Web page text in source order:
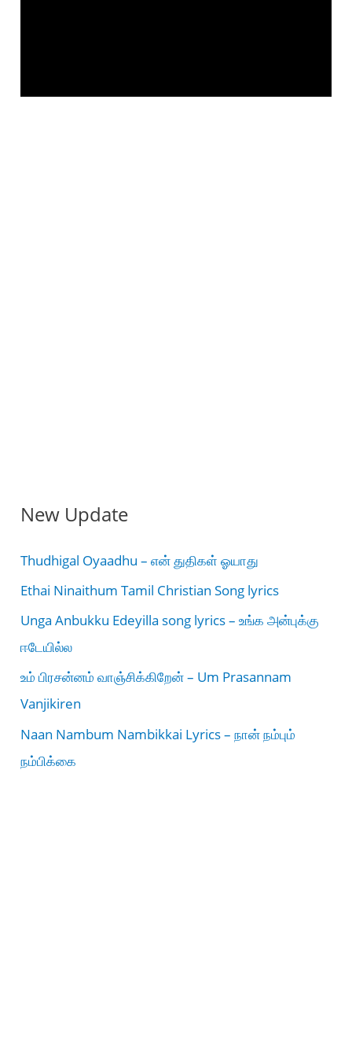
New Update
Thudhigal Oyaadhu – என் துதிகள் ஓயாது
Ethai Ninaithum Tamil Christian Song lyrics
Unga Anbukku Edeyilla song lyrics – உங்க அன்புக்கு
ஈடேயில்ல
உம் பிரசன்னம் வாஞ்சிக்கிறேன் – Um Prasannam
Vanjikiren
Naan Nambum Nambikkai Lyrics – நான் நம்பும்
நம்பிக்கை